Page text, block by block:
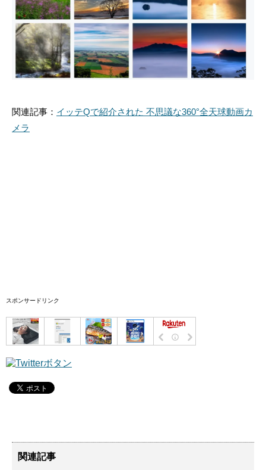
関連記事： イッテQで紹介された 不思議な360°全天球動画カ
メラ
スポンサードリンク
関連記事